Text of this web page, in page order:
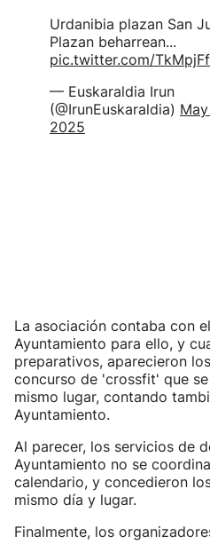
Urdanibia plazan San
Plazan beharrean...
pic.twitter.com/
— Euskaraldia Irun
(@IrunEuskaraldia)
2025
La asociación contaba con
Ayuntamiento para ello, y
preparativos, aparecieron
concurso de 'crossfit' que
mismo lugar, contando
Ayuntamiento.
Al parecer, los servicios de
Ayuntamiento no se
calendario, y concedieron
mismo día y lugar.
Finalmente, los